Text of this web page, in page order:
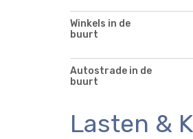
Winkels in de
buurt
Autostrade in de
buurt
Lasten &